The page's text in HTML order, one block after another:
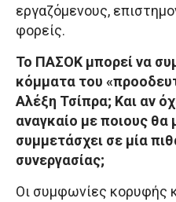
εργαζόμενους,
φορείς.
Το ΠΑΣΟΚ μπορεί να
κόμματα του
Αλέξη Τσίπρα; Και αν
αναγκαίο με ποιους θα
συμμετάσχει σε μία
συνεργασίας;
Οι συμφωνίες κορυφής